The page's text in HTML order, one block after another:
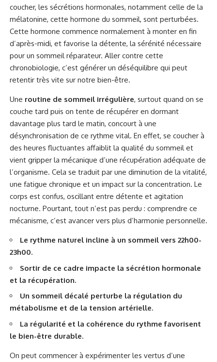
coucher, les sécrétions hormonales, notamment celle de la
mélatonine, cette hormone du sommeil, sont perturbées.
Cette hormone commence normalement à monter en fin
d’après-midi, et favorise la détente, la sérénité nécessaire
pour un sommeil réparateur. Aller contre cette
chronobiologie, c’est générer un déséquilibre qui peut
retentir très vite sur notre bien-être.
Une routine de sommeil irrégulière, surtout quand on se
couche tard puis on tente de récupérer en dormant
davantage plus tard le matin, concourt à une
désynchronisation de ce rythme vital. En effet, se coucher à
des heures fluctuantes affaiblit la qualité du sommeil et
vient gripper la mécanique d’une récupération adéquate de
l’organisme. Cela se traduit par une diminution de la vitalité,
une fatigue chronique et un impact sur la concentration. Le
corps est confus, oscillant entre détente et agitation
nocturne. Pourtant, tout n’est pas perdu : comprendre ce
mécanisme, c’est avancer vers plus d’harmonie personnelle.
Le rythme naturel incline à un sommeil vers 22h00-
23h00.
Sortir de ce cadre impacte la sécrétion hormonale
et la récupération.
Un sommeil décalé perturbe la régulation du
métabolisme et de la tension artérielle.
La régularité et la cohérence du rythme favorisent
le bien-être durable.
On peut commencer à expérimenter les vertus d’une